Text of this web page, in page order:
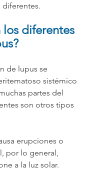
diferentes.
los diferentes
de lupus se
sistémico
partes del
son otros tipos
erupciones o
por lo general,
a la luz solar.